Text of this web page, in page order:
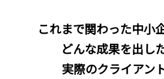
これまで関わった中小
どんな成果を出し
実際のクライアン